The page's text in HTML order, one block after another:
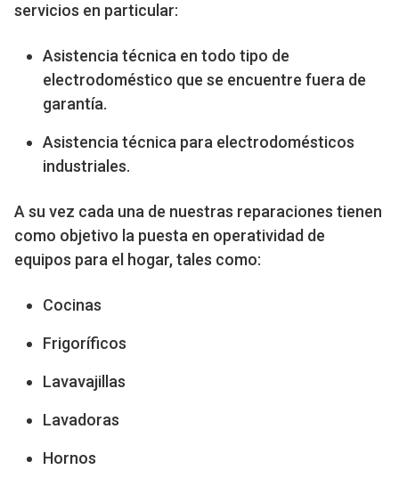
servicios en particular:
Asistencia técnica en todo tipo de
electrodoméstico que se encuentre fuera de
garantía.
Asistencia técnica para electrodomésticos
industriales.
A su vez cada una de nuestras reparaciones tienen
como objetivo la puesta en operatividad de
equipos para el hogar, tales como:
Cocinas
Frigoríficos
Lavavajillas
Lavadoras
Hornos